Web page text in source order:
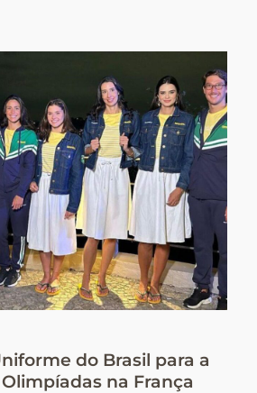
do Brasil para a
na França